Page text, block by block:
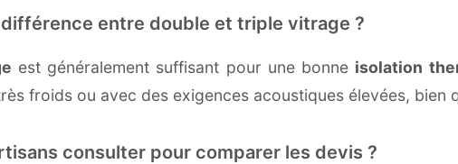
entre double et triple vitrage ?
est généralement suffisant pour une bonne isolation
froids ou avec des exigences acoustiques élevées, bien
consulter pour comparer les devis ?